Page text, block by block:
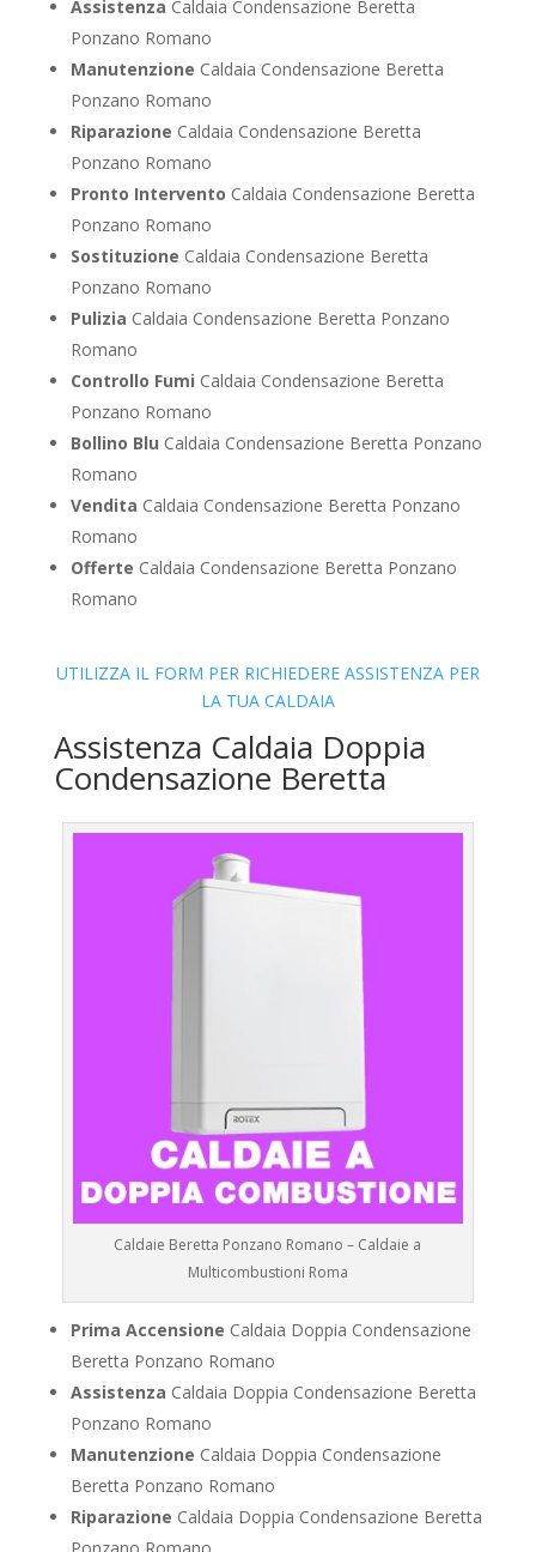
Assistenza Caldaia Condensazione Beretta
Ponzano Romano
Manutenzione Caldaia Condensazione Beretta
Ponzano Romano
Riparazione Caldaia Condensazione Beretta
Ponzano Romano
Pronto Intervento Caldaia Condensazione Beretta
Ponzano Romano
Sostituzione Caldaia Condensazione Beretta
Ponzano Romano
Pulizia Caldaia Condensazione Beretta Ponzano
Romano
Controllo Fumi Caldaia Condensazione Beretta
Ponzano Romano
Bollino Blu Caldaia Condensazione Beretta Ponzano
Romano
Vendita Caldaia Condensazione Beretta Ponzano
Romano
Offerte Caldaia Condensazione Beretta Ponzano
Romano
UTILIZZA IL FORM PER RICHIEDERE ASSISTENZA PER
LA TUA CALDAIA
Assistenza Caldaia Doppia
Condensazione Beretta
Caldaie Beretta Ponzano Romano – Caldaie a
Multicombustioni Roma
Prima Accensione Caldaia Doppia Condensazione
Beretta Ponzano Romano
Assistenza Caldaia Doppia Condensazione Beretta
Ponzano Romano
Manutenzione Caldaia Doppia Condensazione
Beretta Ponzano Romano
Riparazione Caldaia Doppia Condensazione Beretta